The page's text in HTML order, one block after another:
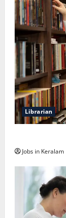
Librarian
Jobs in Keralam